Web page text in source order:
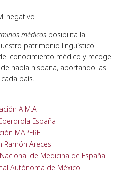
médicos posibilita la
patrimonio lingüístico
conocimiento médico y recoge
habla hispana, aportando las
país.